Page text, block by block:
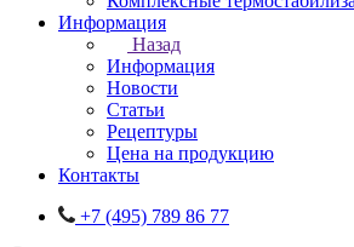
Информация
Назад
Информация
Новости
Статьи
Рецептуры
Цена на продукцию
Контакты
+7 (495) 789 86 77